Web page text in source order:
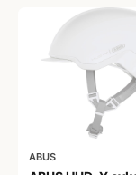
ABUS